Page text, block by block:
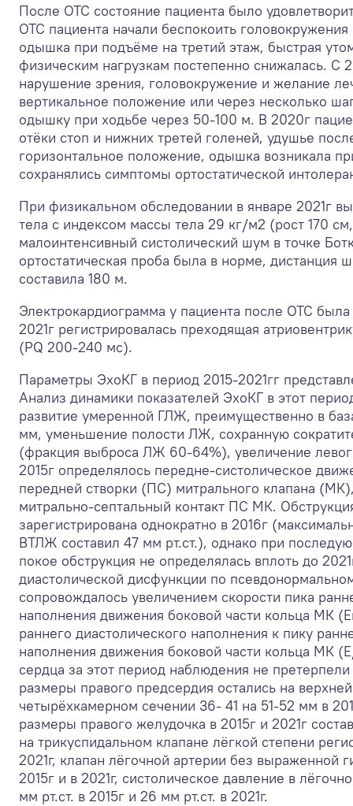
После ОТС состояние пациента было
ОТС пациента начали беспокоить
одышка при подъёме на третий этаж, быстрая
физическим нагрузкам постепенно снижалась. С
нарушение зрения, головокружение и желание
вертикальное положение или через несколько
одышку при ходьбе через 50-100 м. В 2020г
отёки стоп и нижних третей голеней, удушье
горизонтальное положение, одышка возникала
сохранялись симптомы ортостатической
При физикальном обследовании в январе 2021г
тела с индексом массы тела 29 кг/м2 (рост 170
малоинтенсивный систолический шум в точке
ортостатическая проба была в норме, дистанция
составила 180 м.
Электрокардиограмма у пациента после ОТС
2021г регистрировалась преходящая
(PQ 200-240 мс).
Параметры ЭхоКГ в период 2015-2021гг
Анализ динамики показателей ЭхоКГ в этот
развитие умеренной ГЛЖ, преимущественно в
мм, уменьшение полости ЛЖ, сохранную
(фракция выброса ЛЖ 60-64%), увеличение
2015г определялось передне-систолическое
передней створки (ПС) митрального клапана
митрально-септальный контакт ПС МК.
зарегистрирована однократно в 2016г
ВТЛЖ составил 47 мм рт.ст.), однако при
покое обструкция не определялась вплоть до
диастолической дисфункции по
сопровождалось увеличением скорости пика
наполнения движения боковой части кольца МК
раннего диастолического наполнения к пику
наполнения движения боковой части кольца МК
сердца за этот период наблюдения не
размеры правого предсердия остались на
четырёхкамерном сечении 36- 41 на 51-52 мм в
размеры правого желудочка в 2015г и 2021г
на трикуспидальном клапане лёгкой степени
2021г, клапан лёгочной артерии без выраженной
2015г и в 2021г, систолическое давление в
мм рт.ст. в 2015г и 26 мм рт.ст. в 2021г.